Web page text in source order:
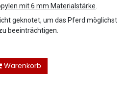
mit 6 mm Materialstärke
geknotet, um das Pferd möglichst
beeinträchtigen.
Warenkorb